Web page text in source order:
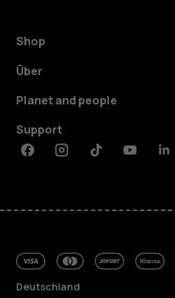
Shop
Über
Planet and people
Support
FacebookInstagramTiktokYoutube
Deutschland